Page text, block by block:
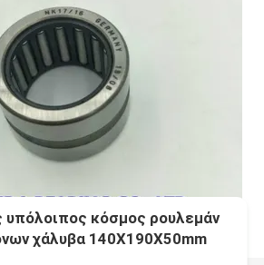
υπόλοιπος κόσμος ρουλεμάν
χάλυβα 140X190X50mm